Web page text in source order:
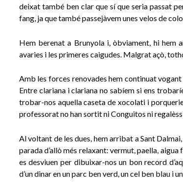
deixat també ben clar que sí que seria passat
fang, ja que també passejàvem unes velos de
Hem berenat a Brunyola i, òbviament, hi hem
avaries i les primeres caigudes. Malgrat açò,
Amb les forces renovades hem continuat
Entre clariana i clariana no sabíem si ens
trobar-nos aquella caseta de xocolati i
professorat no han sortit ni Conguitos ni
Al voltant de les dues, hem arribat a Sant
parada d’allò més relaxant: vermut, paella,
es desviuen per dibuixar-nos un bon record
d’un dinar en un parc ben verd, un cel ben blau i